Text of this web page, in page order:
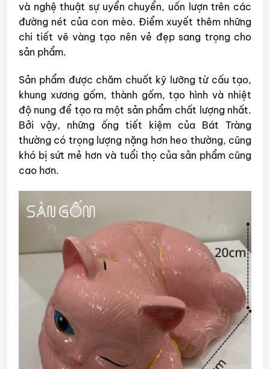
và nghệ thuật sự uyển chuyển, uốn lượn trên các
đường nét của con mèo. Điểm xuyết thêm những
chi tiết vẽ vàng tạo nên vẻ đẹp sang trọng cho
sản phẩm.
Sản phẩm được chăm chuốt kỹ lưỡng từ cấu tạo,
khung xương gốm, thành gốm, tạo hình và nhiệt
độ nung để tạo ra một sản phẩm chất lượng nhất.
Bởi vậy, những ống tiết kiệm của Bát Tràng
thường có trọng lượng nặng hơn heo thường, cũng
khó bị sứt mẻ hơn và tuổi thọ của sản phẩm cũng
cao hơn.